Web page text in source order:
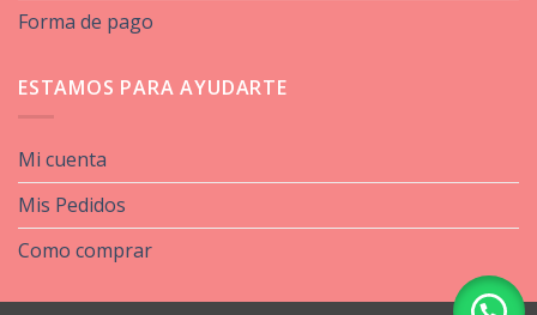
Forma de pago
ESTAMOS PARA AYUDARTE
Mi cuenta
Mis Pedidos
Como comprar